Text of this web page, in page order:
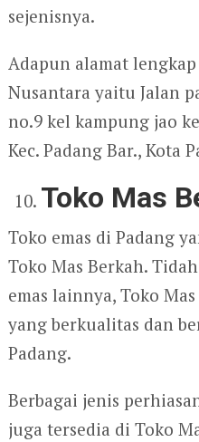
sejenisnya.
Adapun alamat
Nusantara yaitu Jalan
no.9 kel kampung jao
Kec. Padang Bar., Kota
Toko Mas
Toko emas di Padang
Toko Mas Berkah.
emas lainnya, Toko
yang berkualitas dan
Padang.
Berbagai jenis
juga tersedia di Toko